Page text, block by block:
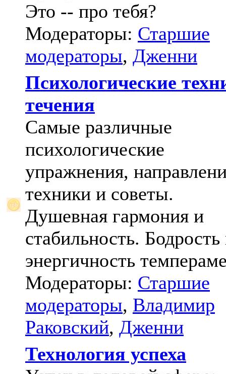
Это -- про тебя?
Модераторы: Старшие
модераторы, Дженни
Психологические
течения
Самые различные
психологические
упражнения,
техники и советы.
Душевная гармония и
стабильность. Бодрость
энергичность
Модераторы: Старшие
модераторы, Владимир
Раковский, Дженни
Технология успеха